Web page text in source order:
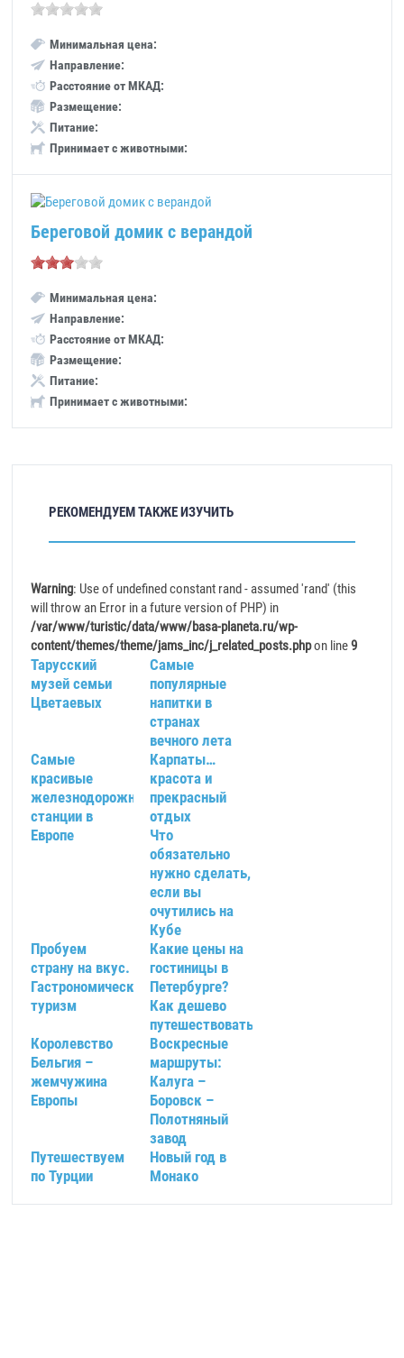
Минимальная цена:
Направление:
Расстояние от МКАД:
Размещение:
Питание:
Принимает с животными:
Береговой домик с верандой
Минимальная цена:
Направление:
Расстояние от МКАД:
Размещение:
Питание:
Принимает с животными:
РЕКОМЕНДУЕМ ТАКЖЕ ИЗУЧИТЬ
Warning: Use of undefined constant rand - assumed 'rand' (this
will throw an Error in a future version of PHP) in
/var/www/turistic/data/www/basa-planeta.ru/wp-
content/themes/theme/jams_inc/j_related_posts.phpon line9
Тарусский
музей семьи
Цветаевых
Самые
популярные
напитки в
странах
вечного лета
Самые
красивые
железнодорожные
станции в
Европе
Карпаты…
красота и
прекрасный
отдых
Что
обязательно
нужно сделать,
если вы
очутились на
Кубе
Пробуем
страну на вкус.
Гастрономический
туризм
Какие цены на
гостиницы в
Петербурге?
Как дешево
путешествовать?
Королевство
Бельгия –
жемчужина
Европы
Воскресные
маршруты:
Калуга –
Боровск –
Полотняный
завод
Путешествуем
по Турции
Новый год в
Монако